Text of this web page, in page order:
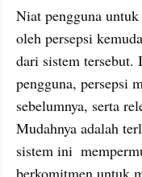
Niat pengguna
oleh persepsi
dari sistem tersebut.
pengguna, persepsi
sebelumnya, serta
Mudahnya adalah
sistem ini
berkomitmen untuk